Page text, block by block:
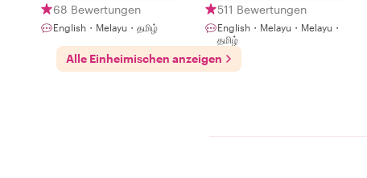
68 Bewertungen
English・Melayu・தமிழ்
511 Bewertungen
English・Melayu・Melayu・
தமிழ்
Alle Einheimischen anzeigen